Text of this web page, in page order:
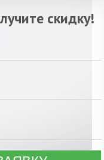
скидку!